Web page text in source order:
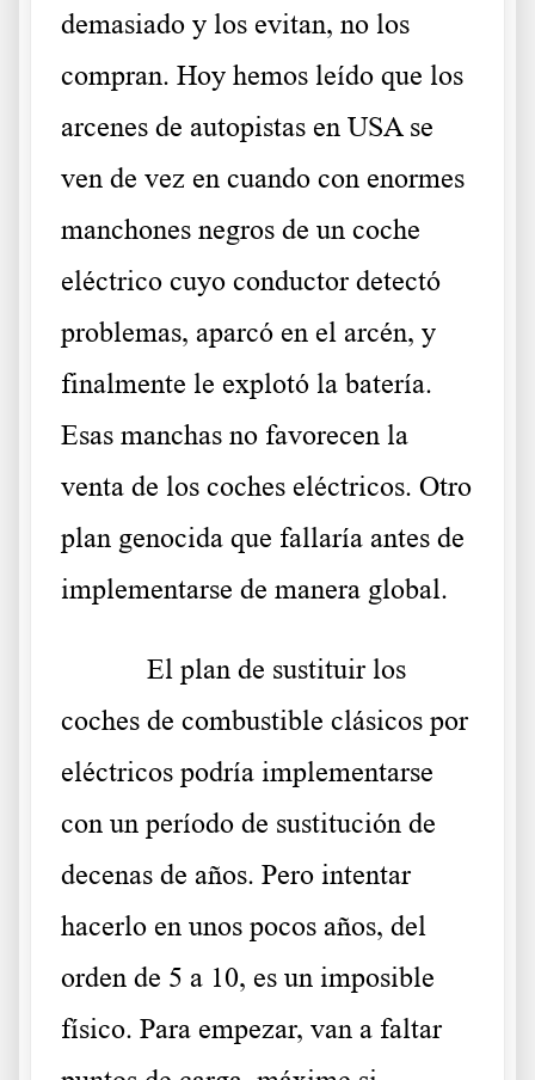
demasiado y los evitan, no los
compran. Hoy hemos leído que los
arcenes de autopistas en USA se
ven de vez en cuando con enormes
manchones negros de un coche
eléctrico cuyo conductor detectó
problemas, aparcó en el arcén, y
finalmente le explotó la batería.
Esas manchas no favorecen la
venta de los coches eléctricos. Otro
plan genocida que fallaría antes de
implementarse de manera global.
El plan de sustituir los
coches de combustible clásicos por
eléctricos podría implementarse
con un período de sustitución de
decenas de años. Pero intentar
hacerlo en unos pocos años, del
orden de 5 a 10, es un imposible
físico. Para empezar, van a faltar